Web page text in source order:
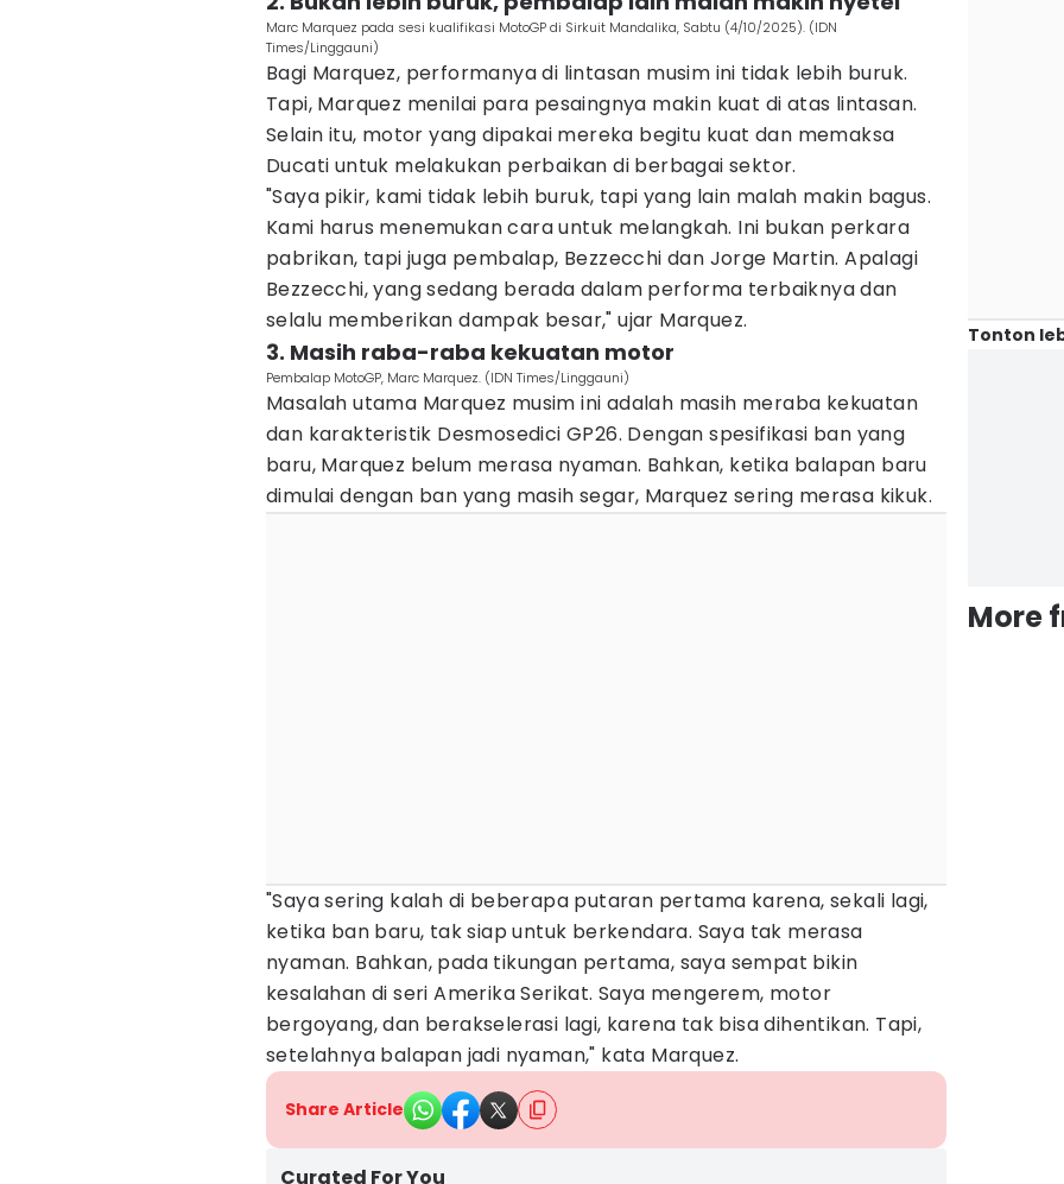
Marc Marquez pada sesi kualifikasi MotoGP di Sirkuit Mandalika, Sabtu (4/10/2025). (IDN
Times/Linggauni)
Bagi Marquez, performanya di lintasan musim ini tidak lebih buruk.
Tapi, Marquez menilai para pesaingnya makin kuat di atas lintasan.
Selain itu, motor yang dipakai mereka begitu kuat dan memaksa
Ducati untuk melakukan perbaikan di berbagai sektor.
"Saya pikir, kami tidak lebih buruk, tapi yang lain malah makin bagus.
Kami harus menemukan cara untuk melangkah. Ini bukan perkara
pabrikan, tapi juga pembalap, Bezzecchi dan Jorge Martin. Apalagi
Bezzecchi, yang sedang berada dalam performa terbaiknya dan
selalu memberikan dampak besar," ujar Marquez.
3. Masih raba-raba kekuatan motor
Pembalap MotoGP, Marc Marquez. (IDN Times/Linggauni)
Masalah utama Marquez musim ini adalah masih meraba kekuatan
dan karakteristik Desmosedici GP26. Dengan spesifikasi ban yang
baru, Marquez belum merasa nyaman. Bahkan, ketika balapan baru
dimulai dengan ban yang masih segar, Marquez sering merasa kikuk.
"Saya sering kalah di beberapa putaran pertama karena, sekali lagi,
ketika ban baru, tak siap untuk berkendara. Saya tak merasa
nyaman. Bahkan, pada tikungan pertama, saya sempat bikin
kesalahan di seri Amerika Serikat. Saya mengerem, motor
bergoyang, dan berakselerasi lagi, karena tak bisa dihentikan. Tapi,
setelahnya balapan jadi nyaman," kata Marquez.
Share Article
Curated For You
Tonton
More